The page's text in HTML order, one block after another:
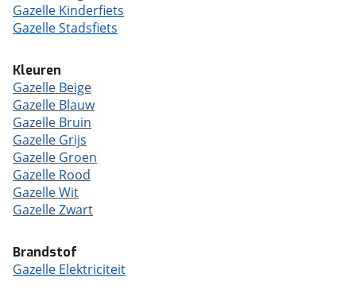
Gazelle Kinderfiets
Gazelle Stadsfiets
Kleuren
Gazelle Beige
Gazelle Blauw
Gazelle Bruin
Gazelle Grijs
Gazelle Groen
Gazelle Rood
Gazelle Wit
Gazelle Zwart
Brandstof
Gazelle Elektriciteit